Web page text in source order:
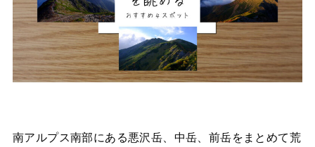
南アルプス南部にある悪沢岳、中岳、前岳をまとめて荒